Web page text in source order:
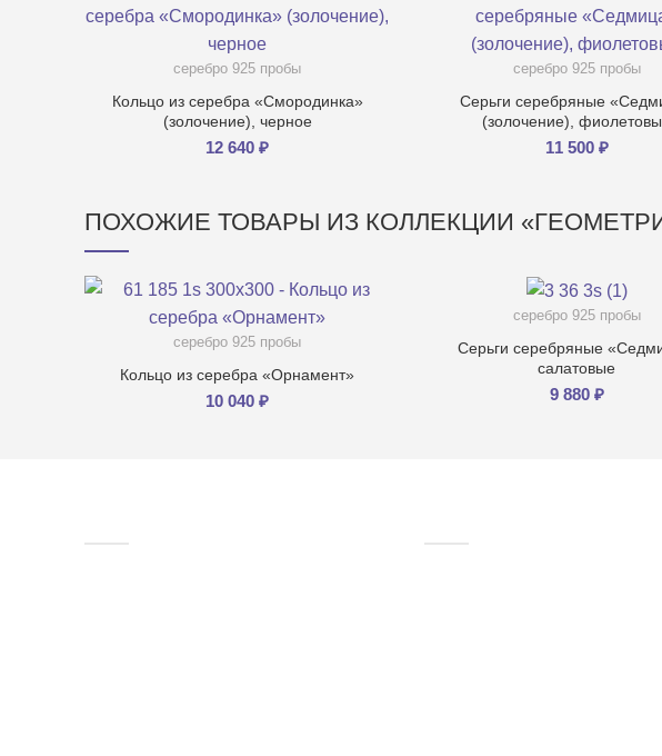
серебро 925 пробы
Кольцо из серебра «Смородинка»
(золочение), черное
12 640₽
серебро 925 пробы
Серьги серебряные
(золочение),
11 500 ₽
ПОХОЖИЕ ТОВАРЫ ИЗ КОЛЛЕКЦИИ
серебро 925 пробы
Кольцо из серебра «Орнамент»
10 040₽
серебро 925 пробы
Серьги серебряные
салатовые
9 880 ₽